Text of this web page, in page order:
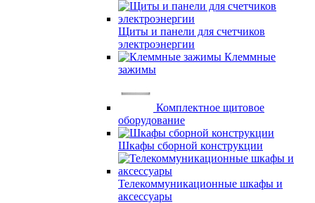
Щиты и панели для счетчиков
электроэнергии
Клеммные
зажимы
Комплектное щитовое
оборудование
Шкафы сборной конструкции
Телекоммуникационные шкафы и
аксессуары